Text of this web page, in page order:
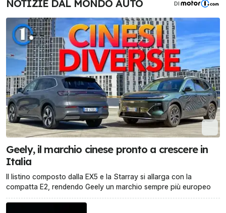
NOTIZIE DAL MONDO AUTO DI
Geely, il marchio cinese pronto a crescere in
Italia
Il listino composto dalla EX5 e la Starray si allarga con la
compatta E2, rendendo Geely un marchio sempre più europeo